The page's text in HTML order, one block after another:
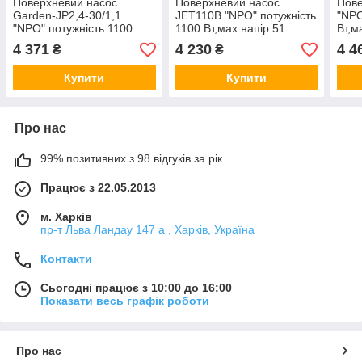
Поверхневий насос
Garden-JP2,4-30/1,1
"NPO" потужність 1100
Вт,мах.напір 46 м,об'ємна
подача 4.8 м³/ч
4 371 ₴
Купити
Поверхневий насос
JET110B "NPO" потужність
1100 Вт,мах.напір 51
м,об'ємна подача 3.5 м³/ч
4 230₴
Купити
4
Про нас
99% позитивних з 98 відгуків за рік
Працює з 22.05.2013
м. Харків
пр-т Льва Ландау 147 а , Харків, Україна
Контакти
Сьогодні працює з 10:00 до 16:00
Показати весь графік роботи
Про нас